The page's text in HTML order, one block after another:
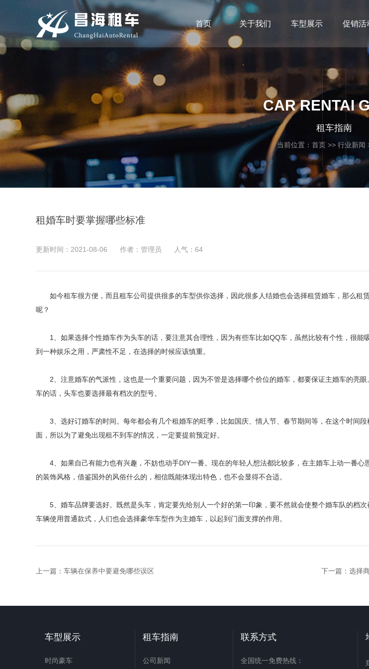
首页 关于我们 车型展示 促销活
CAR RENTAI
租车指南
当前位置： 首页 >> 行业新闻
租婚车时要掌握哪些标准
更新时间：2021-08-06 作者：管理员 人气： 64
如今租车很方便，而且租车公司提供很多的车型供你选择，因此很多人结婚也会选择租赁婚车，那么租
呢？
1、如果选择个性婚车作为头车的话，要注意其合理性，因为有些车比如QQ车，虽然比较有个性，很能
到一种娱乐之用，严肃性不足，在选择的时候应该慎重。
2、注意婚车的气派性，这也是一个重要问题，因为不管是选择哪个价位的婚车，都要保证主婚车的亮眼
车的话，头车也要选择最有档次的型号。
3、选好订婚车的时间。每年都会有几个租婚车的旺季，比如国庆、情人节、春节期间等，在这个时间段
面，所以为了避免出现租不到车的情况，一定要提前预定好。
4、如果自己有能力也有兴趣，不妨也动手DIY一番。现在的年轻人想法都比较多，在主婚车上动一番心
的装饰风格，借鉴国外的风俗什么的，相信既能体现出特色，也不会显得不合适。
5、婚车品牌要选好。既然是头车，肯定要先给别人一个好的第一印象，要不然就会使整个婚车队的档次
车辆使用普通款式，人们也会选择豪华车型作为主婚车，以起到门面支撑的作用。
上一篇： 车辆在保养中要避免哪些误区 下一篇： 选择
车型展示
时尚豪车
租车指南
公司新闻
联系方式
全国统一免费热线：